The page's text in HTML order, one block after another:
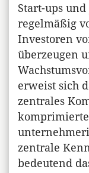
Start-ups
regelmäßig
Investoren
überzeugen
erweist sich
zentrales
zentrale
bedeutend